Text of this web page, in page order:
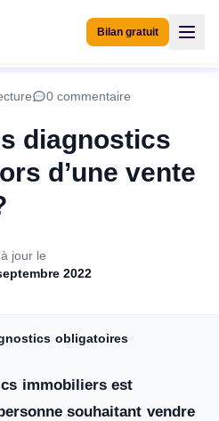
Bilan gratuit
0 commentaire
diagnostics
d’une vente
jour le
2022
obligatoires
immobiliers est
souhaitant vendre